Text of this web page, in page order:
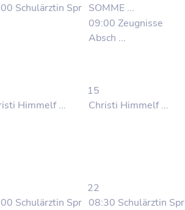
Schulärztin Spr SOMME ...
09:00 Zeugnisse
Absch ...
Himmelf ...
15
Christi Himmelf ...
Schulärztin Spr
22
08:30 Schulärztin Spr